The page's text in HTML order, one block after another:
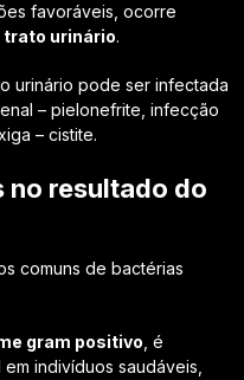
favoráveis, ocorre
trato urinário.
urinário pode ser infectada
– pielonefrite, infecção
– cistite.
no resultado do
comuns de bactérias
gram positivo , é
indivíduos saudáveis,